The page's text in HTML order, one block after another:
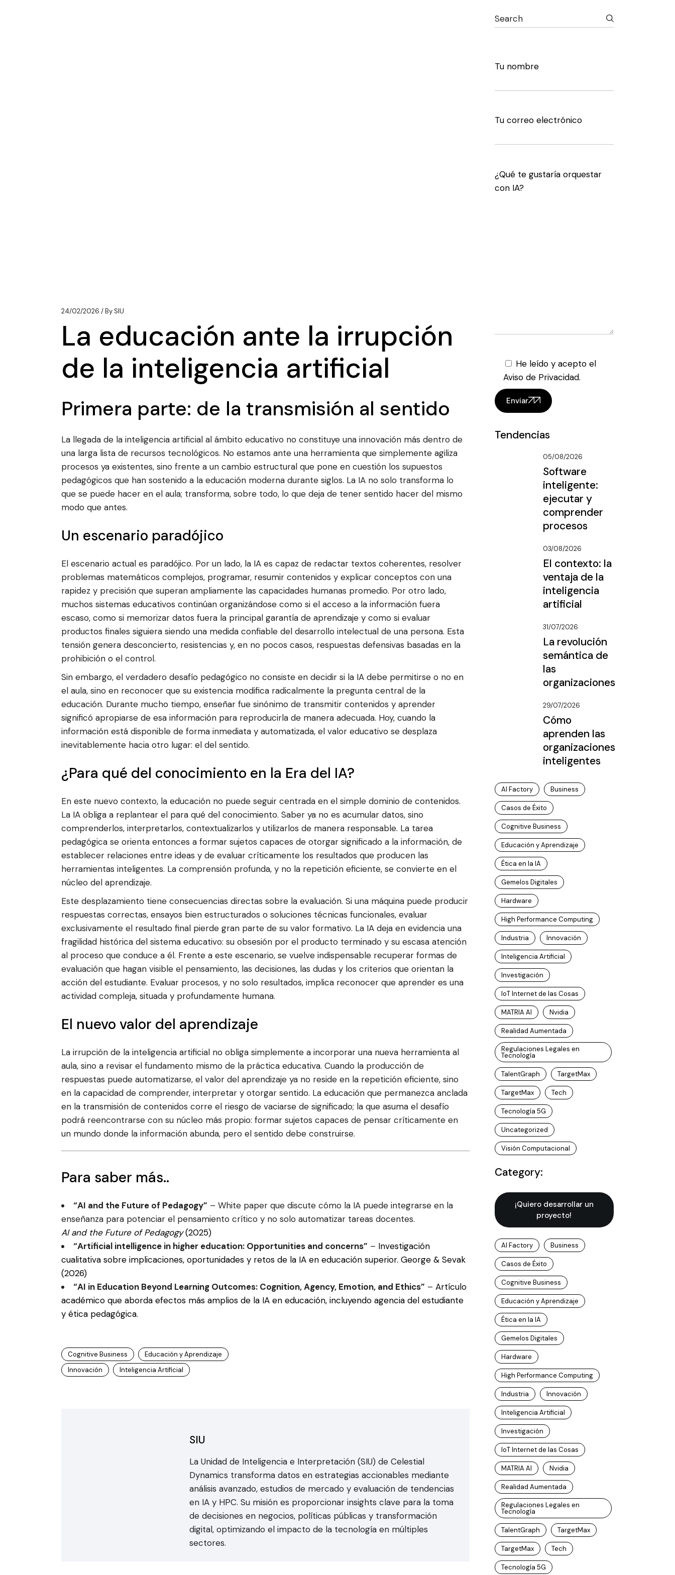
24/02/2026 BySIU
La educación ante la irrupción
de la inteligencia artificial
Primera parte: de la transmisión al sentido
La llegada de la inteligencia artificial al ámbito educativo no constituye una innovación más dentro de
una larga lista de recursos tecnológicos. No estamos ante una herramienta que simplemente agiliza
procesos ya existentes, sino frente a un cambio estructural que pone en cuestión los supuestos
pedagógicos que han sostenido a la educación moderna durante siglos. La IA no solo transforma lo
que se puede hacer en el aula; transforma, sobre todo, lo que deja de tener sentido hacer del mismo
modo que antes.
Un escenario paradójico
El escenario actual es paradójico. Por un lado, la IA es capaz de redactar textos coherentes, resolver
problemas matemáticos complejos, programar, resumir contenidos y explicar conceptos con una
rapidez y precisión que superan ampliamente las capacidades humanas promedio. Por otro lado,
muchos sistemas educativos continúan organizándose como si el acceso a la información fuera
escaso, como si memorizar datos fuera la principal garantía de aprendizaje y como si evaluar
productos finales siguiera siendo una medida confiable del desarrollo intelectual de una persona. Esta
tensión genera desconcierto, resistencias y, en no pocos casos, respuestas defensivas basadas en la
prohibición o el control.
Sin embargo, el verdadero desafío pedagógico no consiste en decidir si la IA debe permitirse o no en
el aula, sino en reconocer que su existencia modifica radicalmente la pregunta central de la
educación. Durante mucho tiempo, enseñar fue sinónimo de transmitir contenidos y aprender
significó apropiarse de esa información para reproducirla de manera adecuada. Hoy, cuando la
información está disponible de forma inmediata y automatizada, el valor educativo se desplaza
inevitablemente hacia otro lugar: el del sentido.
¿Para qué del conocimiento en la Era del IA?
En este nuevo contexto, la educación no puede seguir centrada en el simple dominio de contenidos.
La IA obliga a replantear el para qué del conocimiento. Saber ya no es acumular datos, sino
comprenderlos, interpretarlos, contextualizarlos y utilizarlos de manera responsable. La tarea
pedagógica se orienta entonces a formar sujetos capaces de otorgar significado a la información, de
establecer relaciones entre ideas y de evaluar críticamente los resultados que producen las
herramientas inteligentes. La comprensión profunda, y no la repetición eficiente, se convierte en el
núcleo del aprendizaje.
Este desplazamiento tiene consecuencias directas sobre la evaluación. Si una máquina puede producir
respuestas correctas, ensayos bien estructurados o soluciones técnicas funcionales, evaluar
exclusivamente el resultado final pierde gran parte de su valor formativo. La IA deja en evidencia una
fragilidad histórica del sistema educativo: su obsesión por el producto terminado y su escasa atención
al proceso que conduce a él. Frente a este escenario, se vuelve indispensable recuperar formas de
evaluación que hagan visible el pensamiento, las decisiones, las dudas y los criterios que orientan la
acción del estudiante. Evaluar procesos, y no solo resultados, implica reconocer que aprender es una
actividad compleja, situada y profundamente humana.
El nuevo valor del aprendizaje
La irrupción de la inteligencia artificial no obliga simplemente a incorporar una nueva herramienta al
aula, sino a revisar el fundamento mismo de la práctica educativa. Cuando la producción de
respuestas puede automatizarse, el valor del aprendizaje ya no reside en la repetición eficiente, sino
en la capacidad de comprender, interpretar y otorgar sentido. La educación que permanezca anclada
en la transmisión de contenidos corre el riesgo de vaciarse de significado; la que asuma el desafío
podrá reencontrarse con su núcleo más propio: formar sujetos capaces de pensar críticamente en
un mundo donde la información abunda, pero el sentido debe construirse.
Para saber más..
“AI and the Future of Pedagogy” – White paper que discute cómo la IA puede integrarse en la
enseñanza para potenciar el pensamiento crítico y no solo automatizar tareas docentes.
AI and the Future of Pedagogy(2025)
“Artificial intelligence in higher education: Opportunities and concerns” – Investigación
cualitativa sobre implicaciones, oportunidades y retos de la IA en educación superior. George & Sevak
(2026)
“AI in Education Beyond Learning Outcomes: Cognition, Agency, Emotion, and Ethics” – Artículo
académico que aborda efectos más amplios de la IA en educación, incluyendo agencia del estudiante
y ética pedagógica.
Cognitive Business
Educación y Aprendizaje
Innovación
Inteligencia Artificial
SIU
La Unidad de Inteligencia e Interpretación (SIU) de Celestial
Dynamics transforma datos en estrategias accionables mediante
análisis avanzado, estudios de mercado y evaluación de tendencias
en IA y HPC. Su misión es proporcionar insights clave para la toma
de decisiones en negocios, políticas públicas y transformación
digital, optimizando el impacto de la tecnología en múltiples
sectores.
Search
Tu nombre
Tu correo electrónico
¿Qué te gustaría orquestar
con IA?
He leído y acepto el
Aviso de Privacidad.
Enviar
Tendencias
05/08/2026
Software
inteligente:
ejecutar y
comprender
procesos
03/08/2026
El contexto: la
ventaja de la
inteligencia
artificial
31/07/2026
La revolución
semántica de
las
organizaciones
29/07/2026
Cómo
aprenden las
organizaciones
inteligentes
AI Factory Business
Casos de Éxito
Cognitive Business
Educación y Aprendizaje
Ética en la IA
Gemelos Digitales
Hardware
High Performance Computing
Industria Innovación
Inteligencia Artificial
Investigación
IoT Internet de las Cosas
MATRIA AI Nvidia
Realidad Aumentada
Regulaciones Legales en
Tecnología
TalentGraph TargetMax
TargetMax Tech
Tecnología 5G
Uncategorized
Visión Computacional
Category:
¡Quiero desarrollar un
proyecto!
AI Factory Business
Casos de Éxito
Cognitive Business
Educación y Aprendizaje
Ética en la IA
Gemelos Digitales
Hardware
High Performance Computing
Industria Innovación
Inteligencia Artificial
Investigación
IoT Internet de las Cosas
MATRIA AI Nvidia
Realidad Aumentada
Regulaciones Legales en
Tecnología
TalentGraph TargetMax
TargetMax Tech
Tecnología 5G